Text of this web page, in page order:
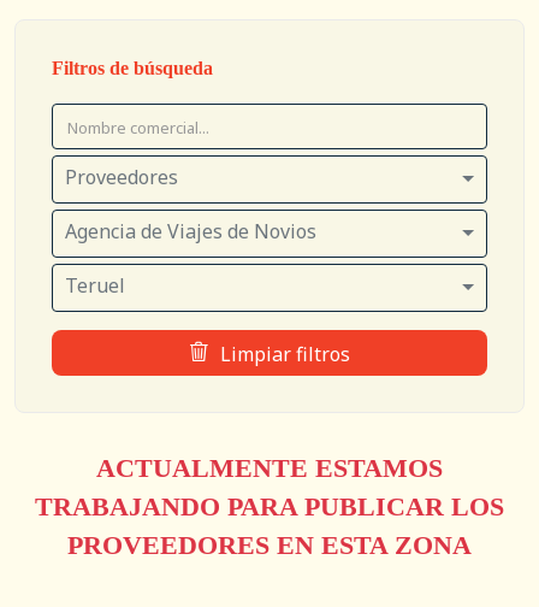
Filtros de búsqueda
Proveedores
Agencia de Viajes de Novios
Teruel
Limpiar filtros
ACTUALMENTE ESTAMOS
TRABAJANDO PARA PUBLICAR LOS
PROVEEDORES EN ESTA ZONA